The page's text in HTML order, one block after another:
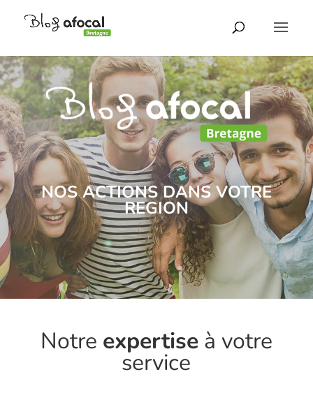
NOS ACTIONS DANS VOTRE
REGION
Notre expertiseà votre
service